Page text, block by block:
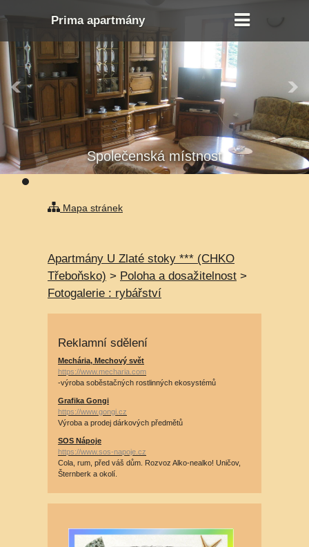
Společenská místnost
Společenská místnost
Prima apartmány
Mapa stránek
Apartmány U Zlaté stoky *** (CHKO
Třeboňsko) > Poloha a dosažitelnost >
Fotogalerie : rybářství
Reklamní sdělení
Mechária, Mechový svět
https://www.mecharia.com
-výroba soběstačných rostlinných ekosystémů
Grafika Gongi
https://www.gongi.cz
Výroba a prodej dárkových předmětů
SOS Nápoje
https://www.sos-napoje.cz
Cola, rum, před váš dům. Rozvoz Alko-nealko! Uničov,
Šternberk a okolí.